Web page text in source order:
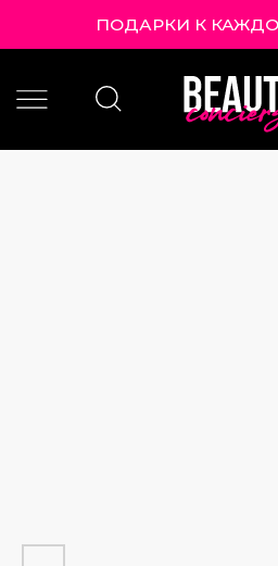
ПОДАРКИ К КАЖДОМУ ЗАКАЗУ!|